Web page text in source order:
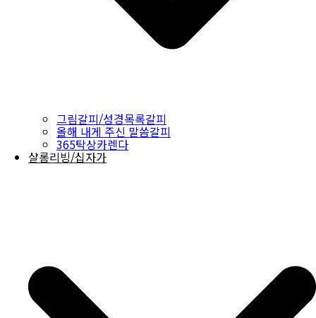
그림갈피/성경목록갈피
올해 내게 주신 말씀갈피
365탁상카렌다
샬롬리빙/십자가